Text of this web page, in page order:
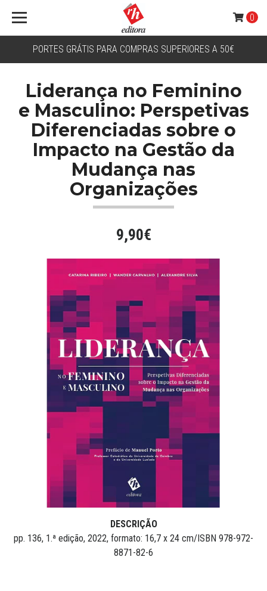
PORTES GRÁTIS PARA COMPRAS SUPERIORES A 50€
0
Liderança no Feminino
e Masculino: Perspetivas
Diferenciadas sobre o
Impacto na Gestão da
Mudança nas
Organizações
9,90€
DESCRIÇÃO
pp. 136, 1.ª edição, 2022, formato: 16,7 x 24 cm/ISBN 978-972-
8871-82-6